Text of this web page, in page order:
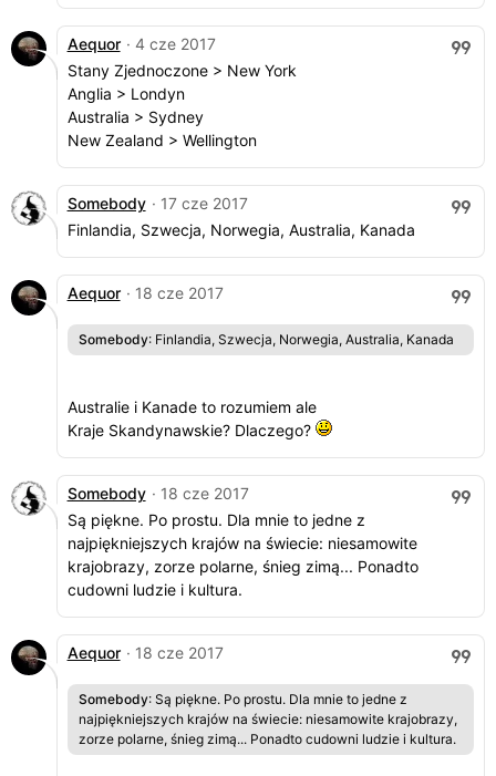
Aequor · 4 cze 2017
Stany Zjednoczone > New York
Anglia > Londyn
Australia > Sydney
New Zealand > Wellington
Somebody · 17 cze 2017
Finlandia, Szwecja, Norwegia, Australia, Kanada
Aequor · 18 cze 2017
Somebody: Finlandia, Szwecja, Norwegia, Australia, Kanada
Australie i Kanade to rozumiem ale
Kraje Skandynawskie? Dlaczego?
Somebody · 18 cze 2017
Są piękne. Po prostu. Dla mnie to jedne z
najpiękniejszych krajów na świecie: niesamowite
krajobrazy, zorze polarne, śnieg zimą... Ponadto
cudowni ludzie i kultura.
Aequor · 18 cze 2017
Somebody: Są piękne. Po prostu. Dla mnie to jedne z
najpiękniejszych krajów na świecie: niesamowite krajobrazy,
zorze polarne, śnieg zimą... Ponadto cudowni ludzie i kultura.